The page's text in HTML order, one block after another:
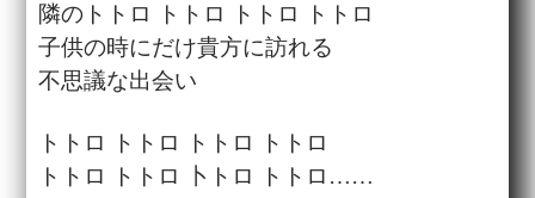
隣のトトロ トトロ トトロ トトロ
子供の時にだけ貴方に訪れる
不思議な出会い
トトロ トトロ トトロ トトロ
トトロ トトロ 卜トロ トトロ……